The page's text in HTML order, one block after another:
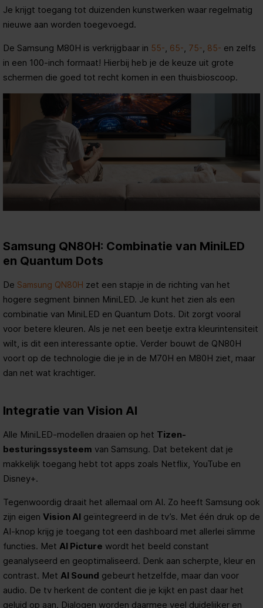
Je krijgt toegang tot duizenden kunstwerken waar regelmatig
nieuwe aan worden toegevoegd.
De Samsung M80H is verkrijgbaar in 55-, 65-, 75-, 85- en zelfs
in een 100-inch formaat! Hierbij heb je de keuze uit grote
schermen die goed tot recht komen in een thuisbioscoop.
Samsung QN80H: Combinatie van MiniLED
en Quantum Dots
De Samsung QN80H zet een stapje in de richting van het
hogere segment binnen MiniLED. Je kunt het zien als een
combinatie van MiniLED en Quantum Dots. Dit zorgt vooral
voor betere kleuren. Als je net een beetje extra kleurintensiteit
wilt, is dit een interessante optie. Verder bouwt de QN80H
voort op de technologie die je in de M70H en M80H ziet, maar
dan net wat krachtiger.
Integratie van Vision AI
Alle MiniLED-modellen draaien op het Tizen-
besturingssysteem van Samsung. Dat betekent dat je
makkelijk toegang hebt tot apps zoals Netflix, YouTube en
Disney+.
Tegenwoordig draait het allemaal om AI. Zo heeft Samsung ook
zijn eigen Vision AI geïntegreerd in de tv’s. Met één druk op de
AI-knop krijg je toegang tot een dashboard met allerlei slimme
functies. Met AI Picture wordt het beeld constant
geanalyseerd en geoptimaliseerd. Denk aan scherpte, kleur en
contrast. Met AI Sound gebeurt hetzelfde, maar dan voor
audio. De tv herkent de content die je kijkt en past daar het
geluid op aan. Dialogen worden daarmee veel duidelijker en